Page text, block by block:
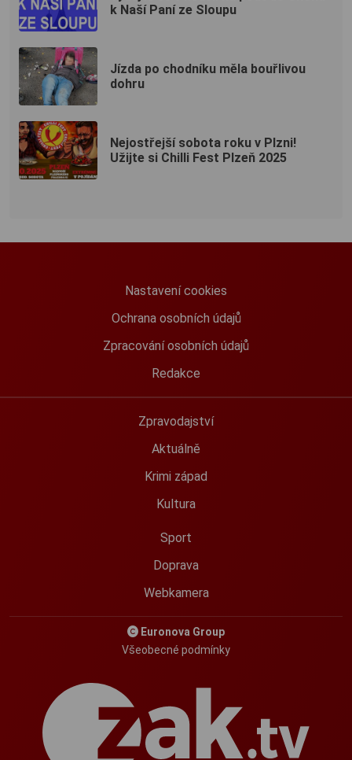
k Naší Paní ze Sloupu
Jízda po chodníku měla bouřlivou
dohru
Nejostřejší sobota roku v Plzni!
Užijte si Chilli Fest Plzeň 2025
Nastavení cookies
Ochrana osobních údajů
Zpracování osobních údajů
Redakce
Zpravodajství
Aktuálně
Krimi západ
Kultura
Sport
Doprava
Webkamera
Euronova Group
Všeobecné podmínky